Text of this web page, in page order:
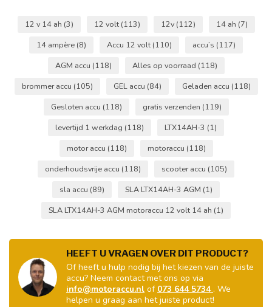
12 v 14 ah (3) 12 volt (113) 12v (112) 14 ah (7)
14 ampère (8) Accu 12 volt (110) accu’s (117)
AGM accu (118) Alles op voorraad (118)
brommer accu (105) GEL accu (84) Geladen accu (118)
Gesloten accu (118) gratis verzenden (119)
levertijd 1 werkdag (118) LTX14AH-3 (1)
motor accu (118) motoraccu (118)
onderhoudsvrije accu (118) scooter accu (105)
sla accu (89) SLA LTX14AH-3 AGM (1)
SLA LTX14AH-3 AGM motoraccu 12 volt 14 ah (1)
HEEFT U VRAGEN OVER DIT PRODUCT?
Of heeft u hulp nodig bij het kiezen van de juiste
accu? Neem contact met ons op via
info@motoraccu.nl of 073 644 5734 . We
helpen u graag aan het juiste product!